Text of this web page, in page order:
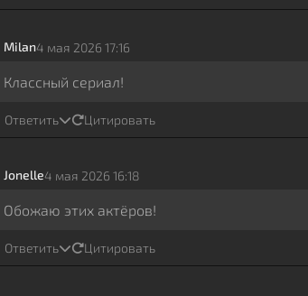
Milan4 мая 2026 17:16
Классный сериал!
Ответить Цитировать
Jonelle4 мая 2026 16:18
Обожаю этих актёров!
Ответить Цитировать